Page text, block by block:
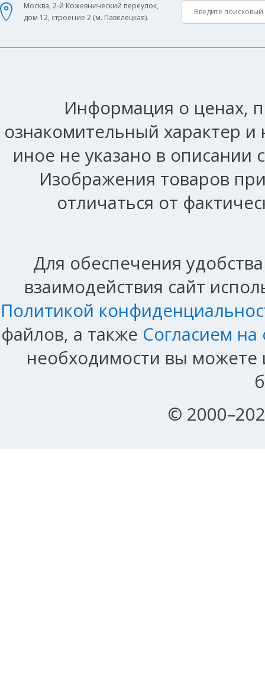
Москва, 2-й Кожевнический переулок,
дом 12, строение 2 (м. Павелецкая).
Информация о ценах,
ознакомительный характер
иное не указано в описании
Изображения товаров
отличаться от
Для обеспечения
взаимодействия сайт
Политикой
файлов, а также Согласием
необходимости вы можете
©